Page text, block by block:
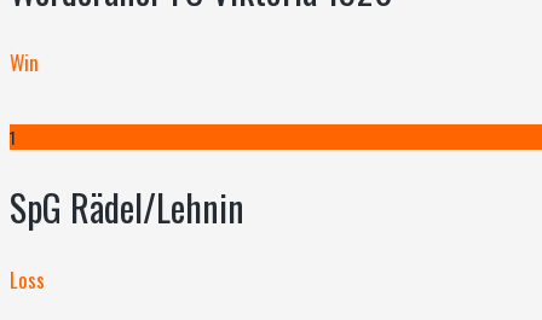
Win
1
SpG Rädel/Lehnin
Loss